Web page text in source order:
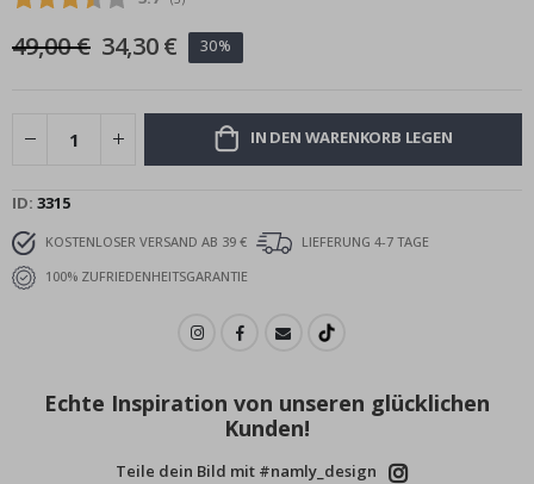
49,00 € 34,30 € 30%
IN DEN WARENKORB LEGEN
ID 3315
KOSTENLOSER VERSAND AB 39 €
LIEFERUNG 4-7 TAGE
100% ZUFRIEDENHEITSGARANTIE
Echte Inspiration von unseren glücklichen
Kunden!
Teile dein Bild mit #namly_design